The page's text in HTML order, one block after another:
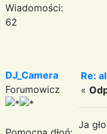
Wiadomości:
62
DJ_Camera
Forumowicz
Re:
«
Ja